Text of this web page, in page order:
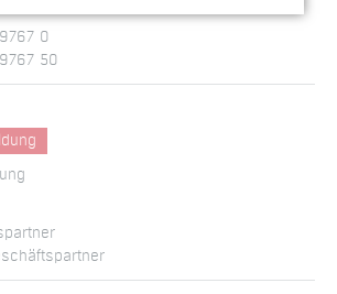
0
50